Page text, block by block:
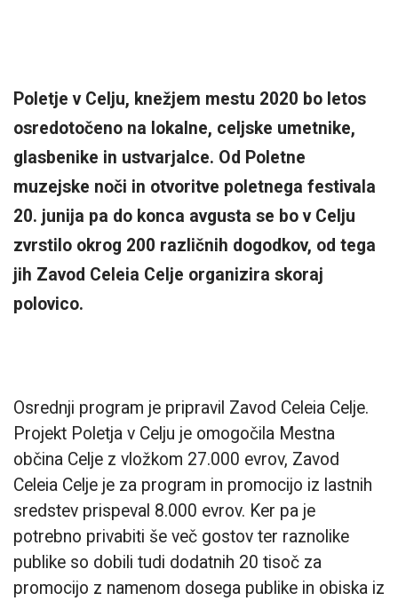
Poletje v Celju, knežjem mestu 2020 bo letos
osredotočeno na lokalne, celjske umetnike,
glasbenike in ustvarjalce. Od Poletne
muzejske noči in otvoritve poletnega festivala
20. junija pa do konca avgusta se bo v Celju
zvrstilo okrog 200 različnih dogodkov, od tega
jih Zavod Celeia Celje organizira skoraj
polovico.
Osrednji program je pripravil Zavod Celeia Celje.
Projekt Poletja v Celju je omogočila Mestna
občina Celje z vložkom 27.000 evrov, Zavod
Celeia Celje je za program in promocijo iz lastnih
sredstev prispeval 8.000 evrov. Ker pa je
potrebno privabiti še več gostov ter raznolike
publike so dobili tudi dodatnih 20 tisoč za
promocijo z namenom dosega publike in obiska iz